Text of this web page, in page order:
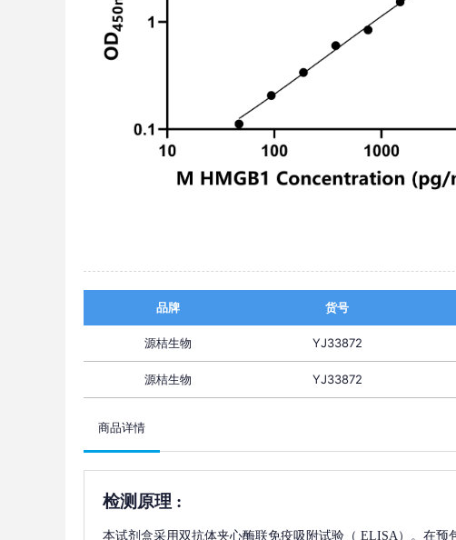
品牌 货号
源桔生物 YJ33872
源桔生物 YJ33872
商品详情
检测原理 :
本试剂盒采用双抗体夹心酶联免疫吸附试验（ ELISA）。在预